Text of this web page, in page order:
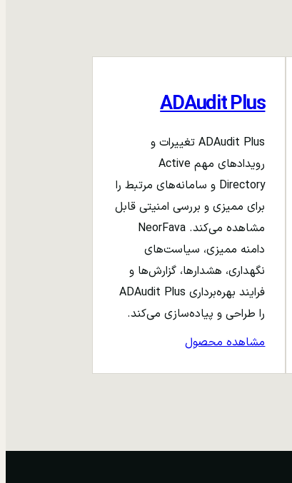
ADAudit Plus
ADAudit Plus تغییرات و
رویدادهای مهم Active
Directory و سامانه‌های مرتبط را
برای ممیزی و بررسی امنیتی قابل
مشاهده می‌کند. NeorFava
دامنه ممیزی، سیاست‌های
نگهداری، هشدارها، گزارش‌ها و
فرایند بهره‌برداری ADAudit Plus
را طراحی و پیاده‌سازی می‌کند.
مشاهده محصول